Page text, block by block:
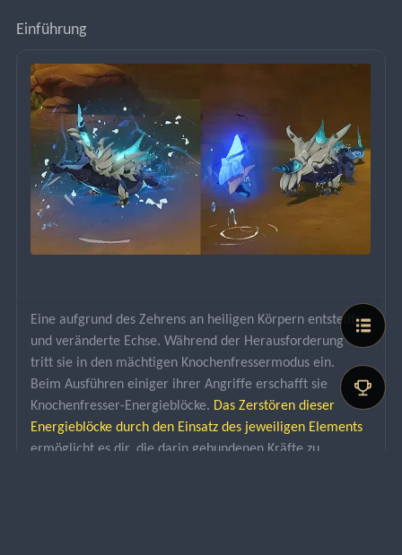
Einführung
Eine aufgrund des Zehrens an heiligen Körpern entstellte
und veränderte Echse. Während der Herausforderung
tritt sie in den mächtigen Knochenfressermodus ein.
Beim Ausführen einiger ihrer Angriffe erschafft sie
Knochenfresser-Energieblöcke. Das Zerstören dieser
Energieblöcke durch den Einsatz des jeweiligen Elements
ermöglicht es dir, die darin gebundenen Kräfte zu